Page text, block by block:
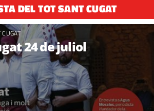
DEL TOT SANT CUGAT
24 de juliol